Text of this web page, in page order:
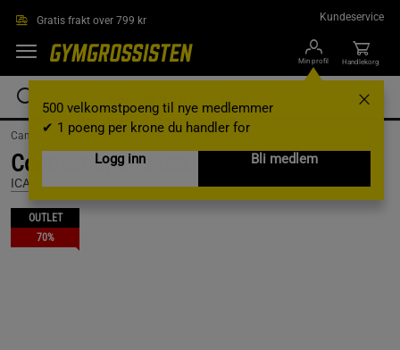
Gratis frakt over 799 kr Kundeservice
Min profil
500 velkomstpoeng til nye medlemmer
✔ 1 poeng per krone du handler for
Logg inn
Bli medlem
Handlekorg
Campaigns / Outlet / outlet-treningsklaer / Outlet for henne
Contrast Sports Bra, Dark Grey, XS
ICANIWILL
OUTLET
70%